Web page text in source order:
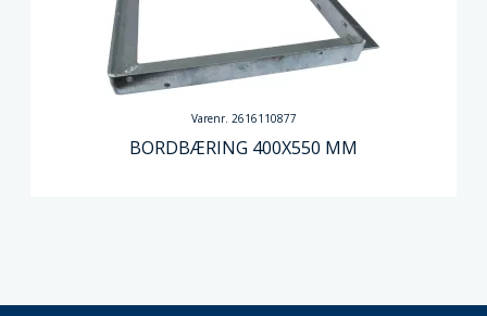
Varenr. 2616110877
BORDBÆRING 400X550 MM